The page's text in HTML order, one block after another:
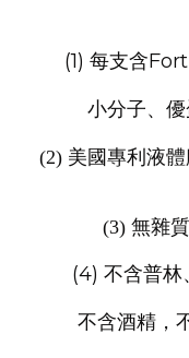
(1) 每支含
小分子、優
(2) 美國專利液
(3) 無雜
(4) 不含普林
不含酒精，